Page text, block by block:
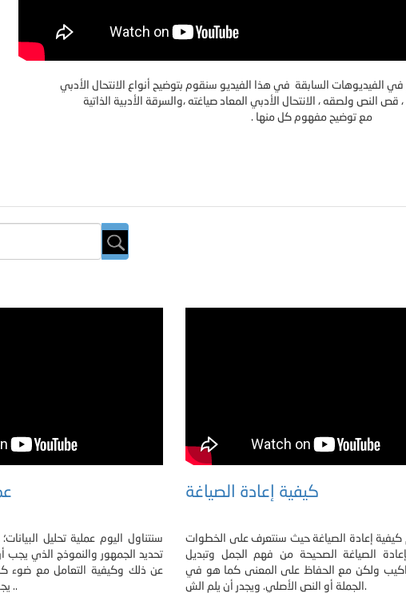
في الفيديوهات السابقة في هذا الفيديو سنقوم بتوضيح أنواع الانتحال الأدبي
النص ولصقه ، الانتحال الأدبي المعاد صياغته ،والسرقة الأدبية الذاتية
مع توضيح مفهوم كل منها .
كيفية إعادة الصياغة
كيفية إعادة الصياغة حيث سنتعرف على الخطوات
الصياغة الصحيحة من فهم الجمل وتبديل
ولكن مع الحفاظ على المعنى كما هو في
الجملة أو النص الأصلي. ويجدر أن يلم الش.
سنتناول اليوم عملية تحليل
تحديد الجمهور والنموذج الذي يجب
عن ذلك وكيفية التعامل مع ضوء
يجب القيام بها لتحليل البيانات ..